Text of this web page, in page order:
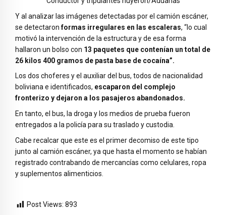
Y al analizar las imágenes detectadas por el camión escáner,
se detectaronformas irregulares en las escaleras, “lo cual
motivó la intervención de la estructura y de esa forma
hallaron un bolso con 13 paquetes que contenían un total de
26 kilos 400 gramos de pasta base de cocaína”.
Los dos choferes y el auxiliar del bus, todos de nacionalidad
boliviana e identificados, escaparon del complejo
fronterizo y dejaron a los pasajeros abandonados.
En tanto, el bus, la droga y los medios de prueba fueron
entregados a la policía para su traslado y custodia.
Cabe recalcar que este es el primer decomiso de este tipo
junto al camión escáner, ya que hasta el momento se habían
registrado contrabando de mercancías como celulares, ropa
y suplementos alimenticios.
Post Views: 893